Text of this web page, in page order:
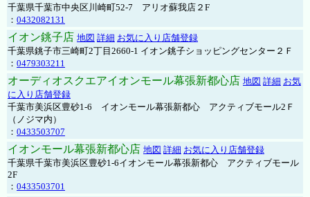
千葉県千葉市中央区川崎町52-7 アリオ蘇我店２F
： 0432082131
イオン銚子店 地図 詳細 お気に入り店舗登録
千葉県銚子市三崎町2丁目2660-1 イオン銚子ショッピングセンター２Ｆ
： 0479303211
オーディオスクエアイオンモール幕張新都心店 地図 詳細 お気
に入り店舗登録
千葉市美浜区豊砂1-6 イオンモール幕張新都心 アクティブモール2Ｆ
（ノジマ内）
： 0433503707
イオンモール幕張新都心店 地図 詳細 お気に入り店舗登録
千葉県千葉市美浜区豊砂1-6イオンモール幕張新都心 アクティブモール
2F
： 0433503701